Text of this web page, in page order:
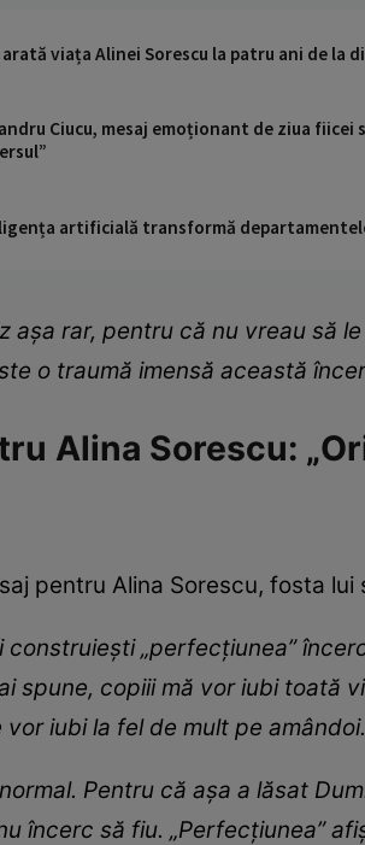
arată viața Alinei Sorescu la patru ani de la
Ciucu, mesaj emoționant de ziua fiicei
artificială transformă
așa rar, pentru că nu vreau să
o traumă imensă această
Alina Sorescu:
pentru Alina Sorescu, fosta
construiești „perfecțiunea”
spune, copiii mă vor iubi toată
vor iubi la fel de mult pe
Pentru că așa a lăsat
încerc să fiu. „Perfecțiunea”